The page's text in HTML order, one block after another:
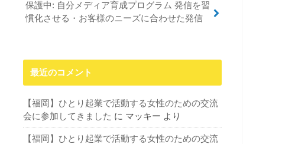
保護中: 自分メディア育成プログラム 発信を習
慣化させる・お客様のニーズに合わせた発信
最近のコメント
【福岡】ひとり起業で活動する女性のための交流
会に参加してきました に マッキー より
【福岡】ひとり起業で活動する女性のための交流